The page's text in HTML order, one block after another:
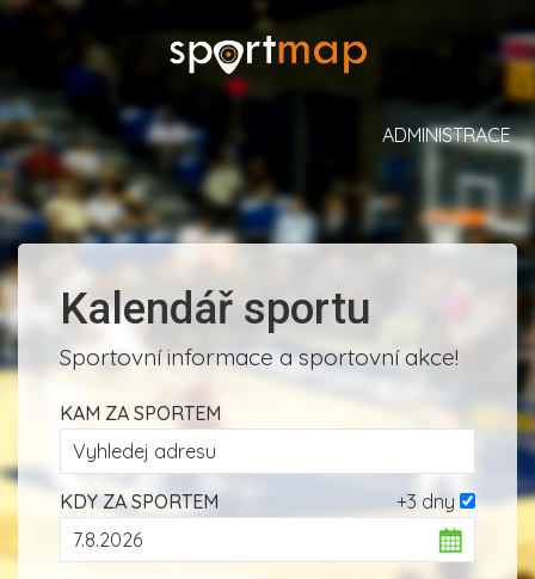
ADMINISTRACE
Kalendář sportu
Sportovní informace a sportovní akce!
KAM ZA SPORTEM
+3 dny
KDY ZA SPORTEM